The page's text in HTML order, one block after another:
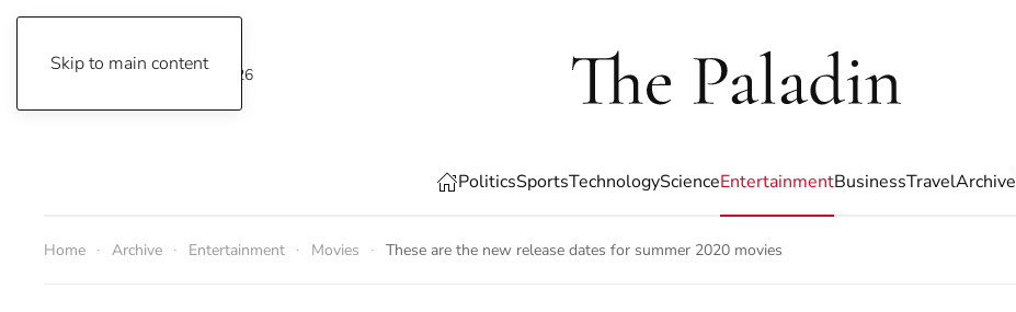
Skip to main content
Friday, August 7, 2026
PoliticsSportsTechnologyScienceEntertainmentBusinessTravelArchive
Home Archive Entertainment Movies These are the new release dates for summer 2020 movies